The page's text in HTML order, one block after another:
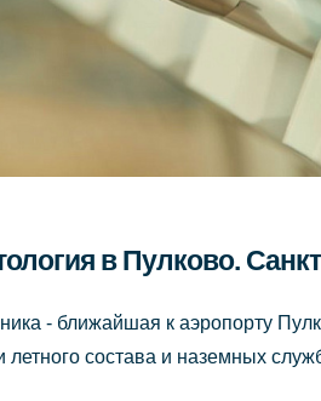
в Пулково.
- ближайшая к аэропорту
летного состава и наземных